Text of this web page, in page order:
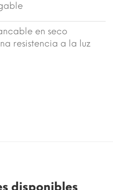
en seco
resistencia a la luz
disponibles